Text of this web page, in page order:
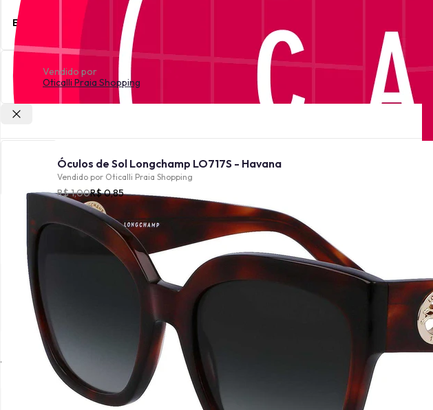
Este produto está indisponível no momento.
Vendido por
Oticalli Praia Shopping
Óculos de Sol Longchamp LO717S - Havana
Vendido por Oticalli Praia Shopping
R$ 1,00R$ 0,85
Tamanho